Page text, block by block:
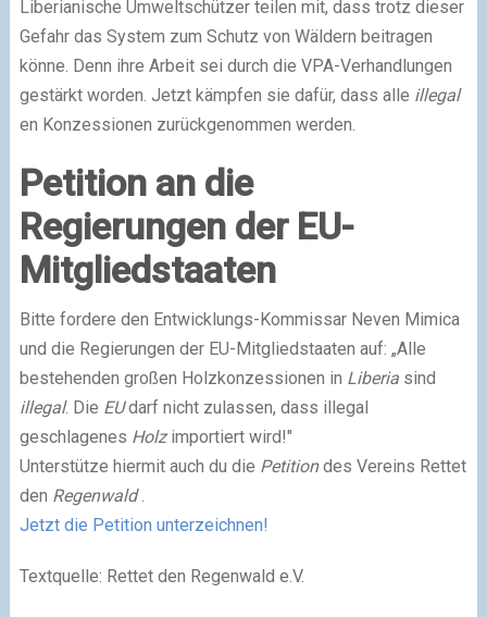
Liberianische Umweltschützer teilen mit, dass trotz dieser
Gefahr das System zum Schutz von Wäldern beitragen
könne. Denn ihre Arbeit sei durch die VPA-Verhandlungen
gestärkt worden. Jetzt kämpfen sie dafür, dass alle illegal
en Konzessionen zurückgenommen werden.
Petition an die
Regierungen der EU-
Mitgliedstaaten
Bitte fordere den Entwicklungs-Kommissar Neven Mimica
und die Regierungen der EU-Mitgliedstaaten auf: „Alle
bestehenden großen Holzkonzessionen in Liberia sind
illegal. Die EUdarf nicht zulassen, dass illegal
geschlagenes Holz importiert wird!"
Unterstütze hiermit auch du die Petitiondes Vereins Rettet
den Regenwald
Jetzt die Petition unterzeichnen!
Textquelle: Rettet den Regenwald e.V.